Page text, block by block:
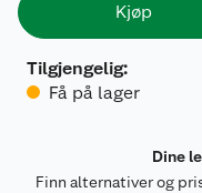
Kjøp
Tilgjengelig:
Få på lager
Dine
Finn alternativer og